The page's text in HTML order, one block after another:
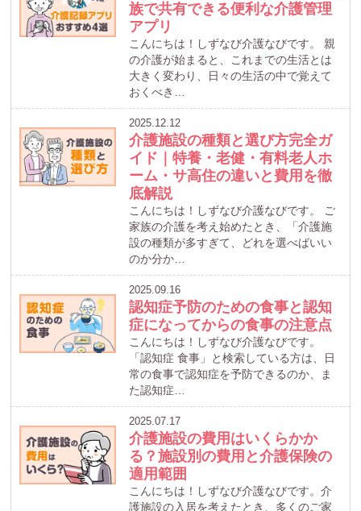
族で共有できる便利な介護管理
アプリ
こんにちは！しずなび介護なびです。 親
の介護が始まると、これまでの生活とは
大きく変わり、日々の生活の中で覚えて
おくべき…
2025.12.12
介護施設の種類と選び方完全ガ
イド｜特養・老健・有料老人ホ
ーム・サ高住の違いと費用を徹
底解説
こんにちは！しずなび介護なびです。 ご
家族の介護を考え始めたとき、「介護施
設の種類が多すぎて、どれを選べばいい
のか分か…
2025.09.16
認知症予防のための食事と認知
症になってからの食事の注意点
こんにちは！しずなび介護なびです。
「認知症 食事」と検索している方は、日
常の食事で認知症を予防できるのか、ま
た認知症…
2025.07.17
介護施設の費用はいくらかか
る？施設別の費用と介護保険の
適用範囲
こんにちは！しずなび介護なびです。介
護施設の入居を考えたとき、多くのご家